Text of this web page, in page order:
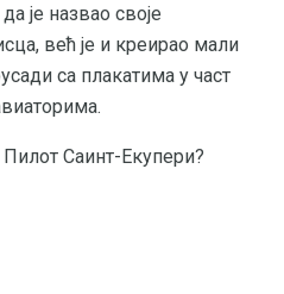
је назвао своје
већ је и креирао мали
са плакатима у част
Саинт-Екупери?